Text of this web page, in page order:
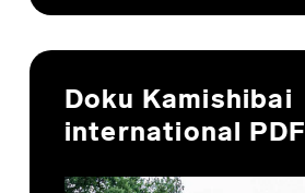
Doku Kamishibai
international PDF